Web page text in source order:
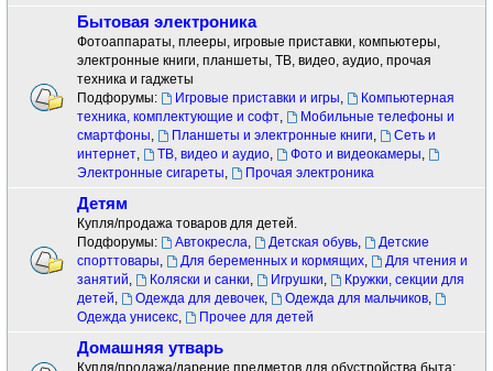
Бытовая электроника
Фотоаппараты, плееры, игровые приставки, компьютеры,
электронные книги, планшеты, ТВ, видео, аудио, прочая
техника и гаджеты
Подфорумы:
Игровые приставки и игры,
Компьютерная
техника, комплектующие и софт,
Мобильные телефоны и
смартфоны, Планшеты и электронные книги,
Сеть и
интернет, ТВ, видео и аудио, Фото и видеокамеры,
Электронные сигареты, Прочая электроника
Детям
Купля/продажа товаров для детей.
Подфорумы:
Автокресла, Детская обувь,
Детские
спорттовары, Для беременных и кормящих,
Для чтения и
занятий, Коляски и санки, Игрушки,
Кружки, секции для
детей, Одежда для девочек, Одежда для мальчиков,
Одежда унисекс, Прочее для детей
Домашняя утварь
Купля/продажа/дарение предметов для обустройства быта: